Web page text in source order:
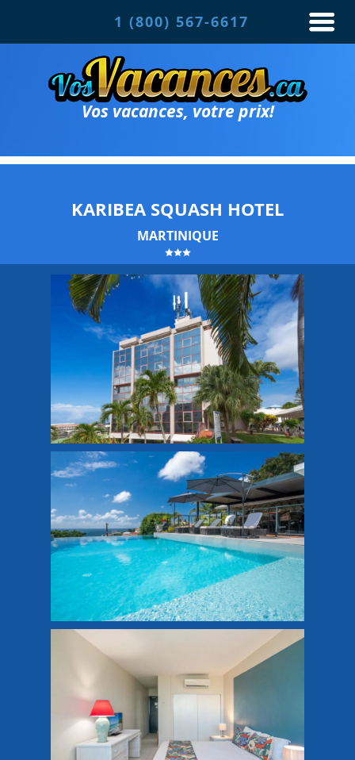
1 (800) 567-6617
Vos vacances, votre prix!
KARIBEA SQUASH HOTEL
MARTINIQUE